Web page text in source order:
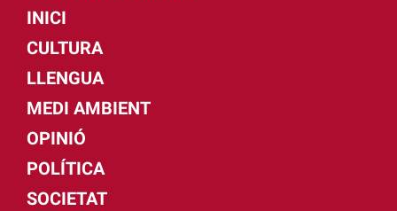
INICI
CULTURA
LLENGUA
MEDI AMBIENT
OPINIÓ
POLÍTICA
SOCIETAT